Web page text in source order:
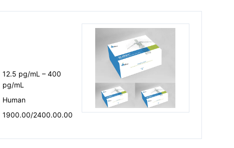
12.5 pg/mL – 400
pg/mL
Human
1900.00/2400.00.00